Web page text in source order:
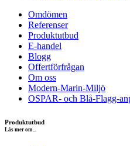
Omdömen
Referenser
Produktutbud
E-handel
Blogg
Offertförfrågan
Om oss
Modern-Marin-Miljö
OSPAR- och Blå-Flagg-
Produktutbud
Läs mer om...